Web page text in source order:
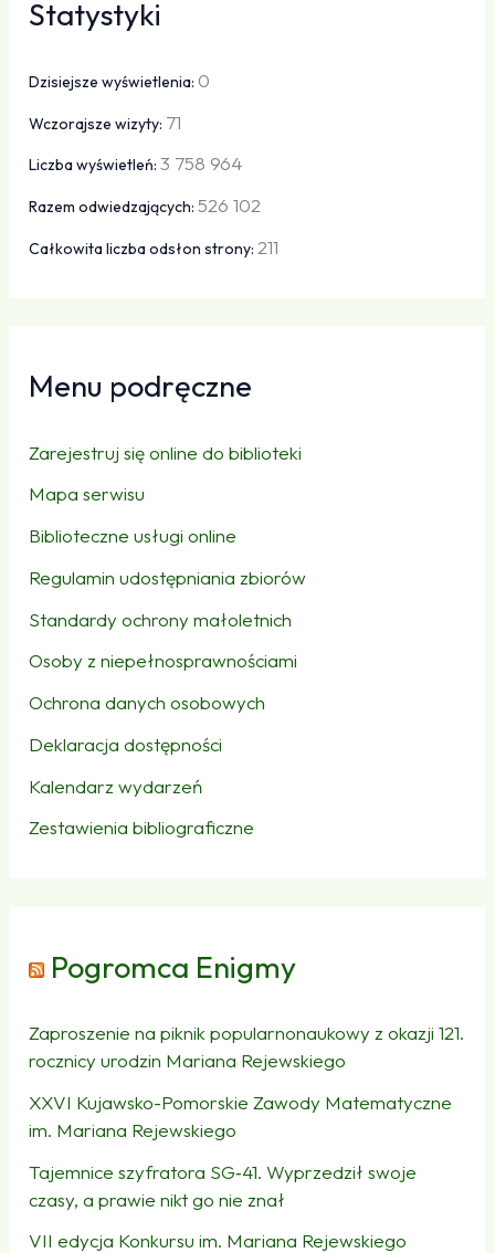
Statystyki
Dzisiejsze wyświetlenia: 0
Wczorajsze wizyty: 71
Liczba wyświetleń:3 758 964
Razem odwiedzających:526 102
Całkowita liczba odsłon strony:211
Menu podręczne
Zarejestruj się online do biblioteki
Mapa serwisu
Biblioteczne usługi online
Regulamin udostępniania zbiorów
Standardy ochrony małoletnich
Osoby z niepełnosprawnościami
Ochrona danych osobowych
Deklaracja dostępności
Kalendarz wydarzeń
Zestawienia bibliograficzne
Pogromca Enigmy
Zaproszenie na piknik popularnonaukowy z okazji 121.
rocznicy urodzin Mariana Rejewskiego
XXVI Kujawsko-Pomorskie Zawody Matematyczne
im. Mariana Rejewskiego
Tajemnice szyfratora SG‑41. Wyprzedził swoje
czasy, a prawie nikt go nie znał
VII edycja Konkursu im. Mariana Rejewskiego